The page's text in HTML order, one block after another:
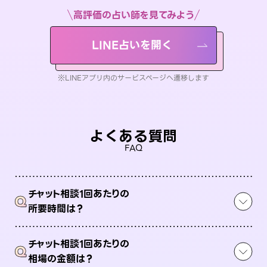
高評価の占い師を見てみよう
LINE占いを開く
※LINEアプリ内のサービスページへ遷移します
よくある質問
FAQ
Qチャット相談1回あたりの
所要時間は？
Qチャット相談1回あたりの
相場の金額は？